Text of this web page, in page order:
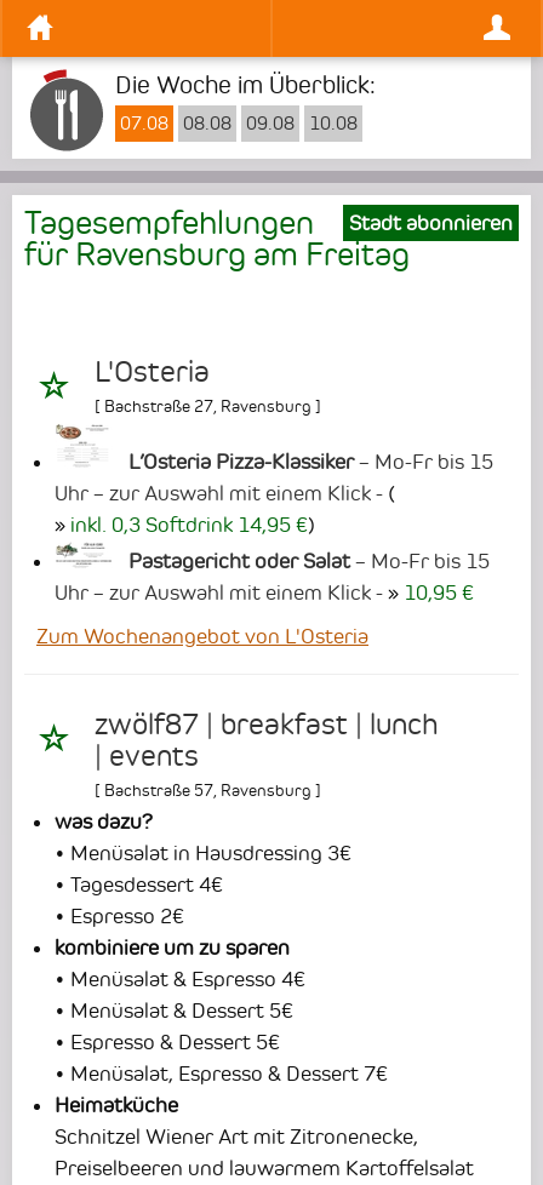
Die Woche im Überblick:
07.08 08.08 09.08 10.08
Stadt abonnieren
Tagesempfehlungen
für Ravensburg am Freitag
L'Osteria
[ Bachstraße 27, Ravensburg ]
L’Osteria Pizza-Klassiker– Mo-Fr bis 15
Uhr – zur Auswahl mit einem Klick - (
inkl. 0,3 Softdrink 14,95 €)
Pastagericht oder Salat– Mo-Fr bis 15
Uhr – zur Auswahl mit einem Klick -
10,95 €
Zum Wochenangebot von L'Osteria
zwölf87 | breakfast | lunch
| events
[ Bachstraße 57 Ravensburg ]
was dazu?
• Menüsalat in Hausdressing 3€
• Tagesdessert 4€
• Espresso 2€
kombiniere um zu sparen
• Menüsalat & Espresso 4€
• Menüsalat & Dessert 5€
• Espresso & Dessert 5€
• Menüsalat, Espresso & Dessert 7€
Heimatküche
Schnitzel Wiener Art mit Zitronenecke,
Preiselbeeren und lauwarmem Kartoffelsalat